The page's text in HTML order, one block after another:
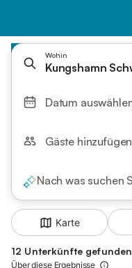
Wohin
Kungshamn
Datum
Gäste hinzufügen
Nach was suchen
Karte
12 Unterkünfte gefunden
Über diese Ergebnisse